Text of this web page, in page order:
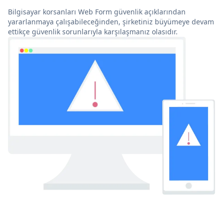
Bilgisayar korsanları Web Form güvenlik açıklarından
yararlanmaya çalışabileceğinden, şirketiniz büyümeye devam
ettikçe güvenlik sorunlarıyla karşılaşmanız olasıdır.